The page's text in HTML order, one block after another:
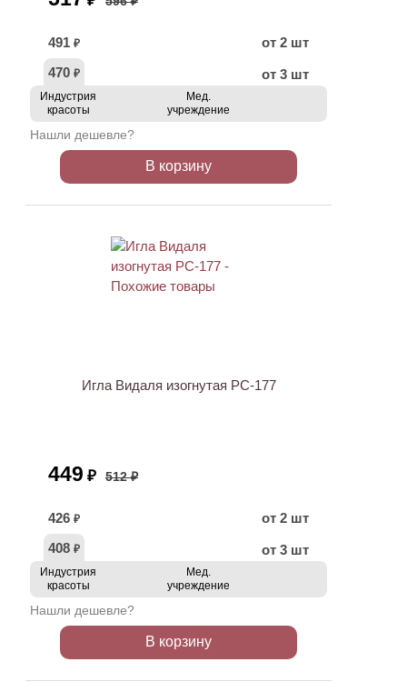
491 ₽
от 2 шт
470 ₽ от 3 шт
Индустрия
красоты
Мед.
учреждение
Нашли дешевле?
В корзину
Игла Видаля изогнутая PC-177
449 ₽ 512 ₽
426 ₽
от 2 шт
408 ₽ от 3 шт
Индустрия
красоты
Мед.
учреждение
Нашли дешевле?
В корзину